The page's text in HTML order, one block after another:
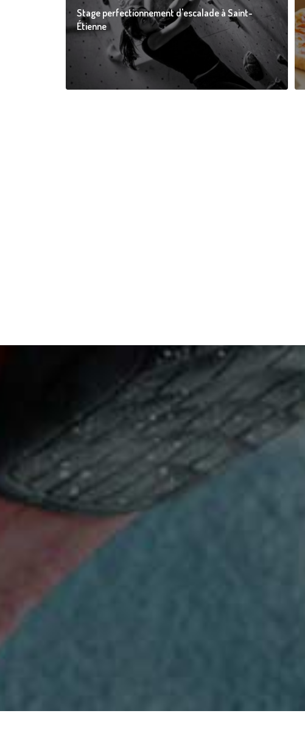
Stage perfectionnement d'escalade à Saint-
Étienne